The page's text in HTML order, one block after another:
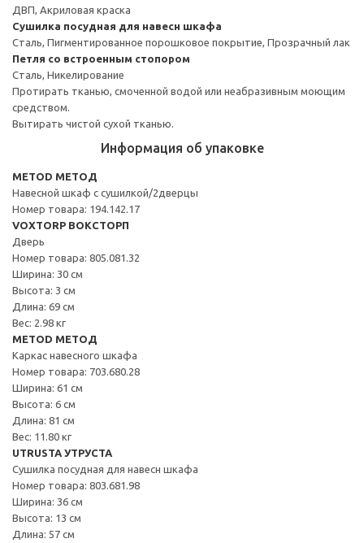
ДВП, Акриловая краска
Сушилка посудная для навесн шкафа
Сталь, Пигментированное порошковое покрытие, Прозрачный лак
Петля со встроенным стопором
Сталь, Никелирование
Протирать тканью, смоченной водой или неабразивным моющим
средством.
Вытирать чистой сухой тканью.
Информация об упаковке
METOD МЕТОД
Навесной шкаф с сушилкой/2дверцы
Номер товара: 194.142.17
VOXTORP ВОКСТОРП
Дверь
Номер товара: 805.081.32
Ширина: 30 см
Высота: 3 см
Длина: 69 см
Вес: 2.98 кг
METOD МЕТОД
Каркас навесного шкафа
Номер товара: 703.680.28
Ширина: 61 см
Высота: 6 см
Длина: 81 см
Вес: 11.80 кг
UTRUSTA УТРУСТА
Сушилка посудная для навесн шкафа
Номер товара: 803.681.98
Ширина: 36 см
Высота: 13 см
Длина: 57 см